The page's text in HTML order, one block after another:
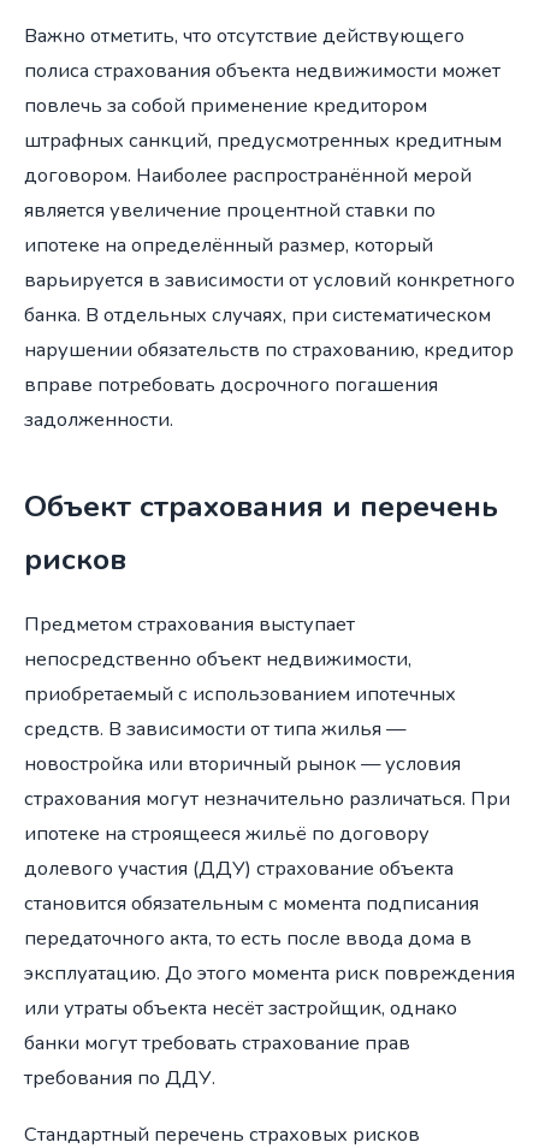
Важно отметить, что отсутствие действующего
полиса страхования объекта недвижимости может
повлечь за собой применение кредитором
штрафных санкций, предусмотренных кредитным
договором. Наиболее распространённой мерой
является увеличение процентной ставки по
ипотеке на определённый размер, который
варьируется в зависимости от условий конкретного
банка. В отдельных случаях, при систематическом
нарушении обязательств по страхованию, кредитор
вправе потребовать досрочного погашения
задолженности.
Объект страхования и перечень
рисков
Предметом страхования выступает
непосредственно объект недвижимости,
приобретаемый с использованием ипотечных
средств. В зависимости от типа жилья —
новостройка или вторичный рынок — условия
страхования могут незначительно различаться. При
ипотеке на строящееся жильё по договору
долевого участия (ДДУ) страхование объекта
становится обязательным с момента подписания
передаточного акта, то есть после ввода дома в
эксплуатацию. До этого момента риск повреждения
или утраты объекта несёт застройщик, однако
банки могут требовать страхование прав
требования по ДДУ.
Стандартный перечень страховых рисков